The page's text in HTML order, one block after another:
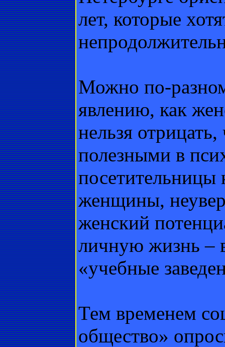
лет, которые
Можно по-
явлению, как
нельзя
полезными в
посетительницы
женщины,
женский
личную жизнь –
«учебные
Тем временем
общество»